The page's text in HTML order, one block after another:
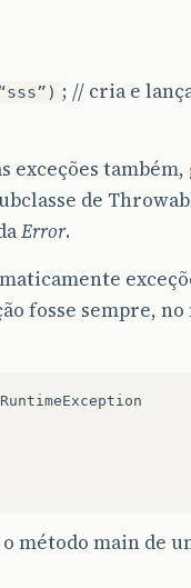
; // cria e
exceções
de
Error.
fosse sempre,
RuntimeException
método main de